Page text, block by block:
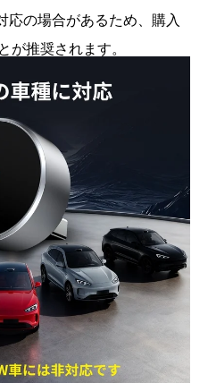
応の場合があるため、購入
が推奨されます。